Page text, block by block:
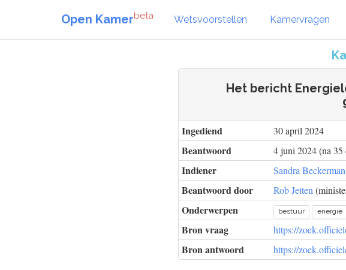
Open Kamerbeta Wetsvoorstellen Kamervragen
Het bericht
Ingediend 30 april 2024
Beantwoord 4 juni 2024 (na 35
Indiener Sandra Beckerman
Beantwoord door Rob Jetten
Onderwerpen bestuur energie
Bron vraag https://
Bron antwoord https://